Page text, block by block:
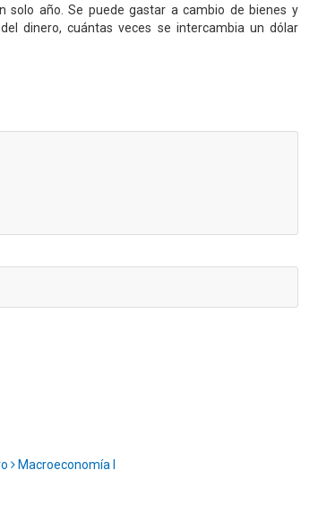
solo año. Se puede gastar a cambio de bienes y
dinero, cuántas veces se intercambia un dólar
Macroeconomía I